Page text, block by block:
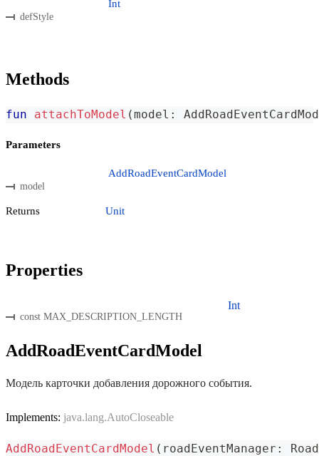
defStyle
Int
Methods
fun attachToModel (model :
Parameters
model
AddRoadEventCardModel
Returns Unit
Properties
const MAX_DESCRIPTION_LENGTH
Int
AddRoadEventCardModel
Модель карточки добавления дорожного события.
Implements: java.lang.AutoCloseable
AddRoadEventCardModel ( roadEventManager :